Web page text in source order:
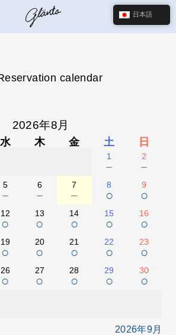
calendar
2026年8月
水 木 金 土 日
1
－
2
－
5
－
6
－
7
－
8
○
9
○
12
○
13
○
14
○
15
○
16
○
19
○
20
○
21
○
22
○
23
○
26
○
27
○
28
○
29
○
30
○
2026年9月
日本語